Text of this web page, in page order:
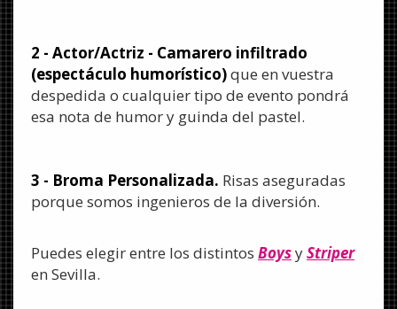
2 - Actor/Actriz - Camarero infiltrado
(espectáculo humorístico)que en vuestra
despedida o cualquier tipo de evento pondrá
esa nota de humor y guinda del pastel.
3 - Broma Personalizada. Risas aseguradas
porque somos ingenieros de la diversión.
Puedes elegir entre los distintos BoysyStriper
en Sevilla.